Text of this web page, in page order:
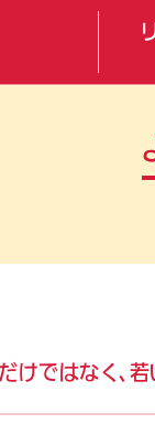
けではなく、